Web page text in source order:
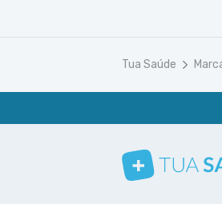
Tua Saúde
Conheça nosso
Siga a gente
Siga a gente
Siga a